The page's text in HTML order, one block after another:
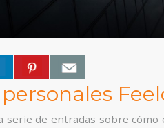
serie de entradas sobre